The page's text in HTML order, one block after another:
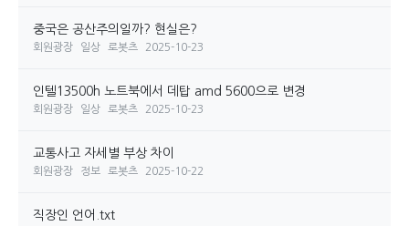
중국은 공산주의일까? 현실은?
회원광장 일상 로봇츠 2025-10-23
인텔13500h 노트북에서 데탑 amd 5600으로 변경
회원광장 일상 로봇츠 2025-10-23
교통사고 자세별 부상 차이
회원광장 정보 로봇츠 2025-10-22
직장인 언어.txt